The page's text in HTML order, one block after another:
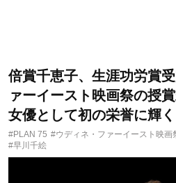
倍賞千恵子、生涯功労賞
ァーイースト映画祭の授
女優として初の栄誉に輝く
#PLAN 75 #ウディネ・ファーイースト映画
#早川千絵